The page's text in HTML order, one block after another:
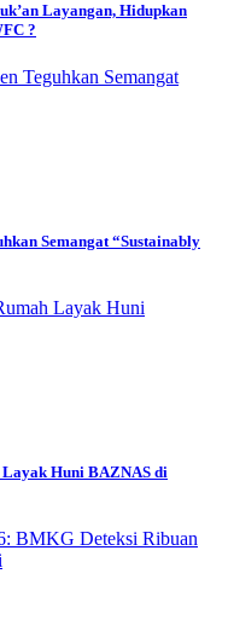
Layangan, Hidupkan
?
Semangat “Sustainably
Huni BAZNAS di